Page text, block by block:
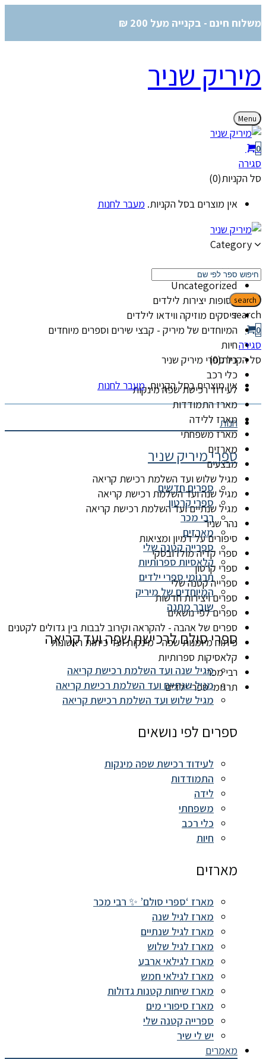
משלוח חינם - בקנייה מעל 200 ₪
מיריק שניר
Menu
0
סגירה
סל הקניות(0)
אין מוצרים בסל הקניות. מעבר לחנות
Category
קטגוריות
Uncategorized
אסופות יצירות לילדים
דיסקים מוזיקה ווידאו לילדים
המיוחדים של מיריק - קבצי שירים וספרים מיוחדים
חיות
כל ספרי מיריק שניר
כלי רכב
לעידוד רכישת שפה מינקות
מארז התמודדות
מארז ללידה
מארז משפחתי
מארזים
מבצעים
מגיל שלוש ועד השלמת רכישת קריאה
מגיל שנה ועד השלמת רכישת קריאה
מגיל שנתיים ועד השלמת רכישת קריאה
נהר שניר
סיפורים על דמיון ומציאות
ספרי קדיה מולדובסקי
ספרי קרטון
ספרייה קטנה שלי
ספרים ויצירות חדשות
ספרים לפי נושאים
ספרים של אהבה - להקראה וקירוב לבבות בין גדולים לקטנים
פיתוח מיומנות שפה - מינקות ועד כיתות ראשונות
קלאסיקות ספרותיות
רבי מכר
תרגומי ספרי ילדים
search
search
0
סגירה
סל הקניות(0)
אין מוצרים בסל הקניות. מעבר לחנות
חנות
ספרי מיריק שניר
ספרים חדשים
ספרי קרטון
רבי מכר
מארזים
ספרייה קטנה שלי
קלאסיות ספרותיות
תרגומי ספרי ילדים
המיוחדים של מיריק
שובר מתנה
ספרי סולם לרכישת שפה ועד קריאה
מגיל שנה ועד השלמת רכישת קריאה
מגיל שנתיים ועד השלמת רכישת קריאה
מגיל שלוש ועד השלמת רכישת קריאה
ספרים לפי נושאים
לעידוד רכישת שפה מינקות
התמודדות
לידה
משפחתי
כלי רכב
חיות
מארזים
מארז ‘ספרי סולם’ ✨ רבי מכר
מארז לגיל שנה
מארז לגיל שנתיים
מארז לגיל שלוש
מארז לגילאי ארבע
מארז לגילאי חמש
מארז שיחות קטנות גדולות
מארז סיפורי מים
ספרייה קטנה שלי
יש לי שיר
מאמרים